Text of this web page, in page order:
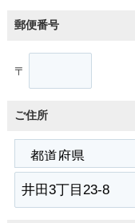
郵便番号
〒
ご住所